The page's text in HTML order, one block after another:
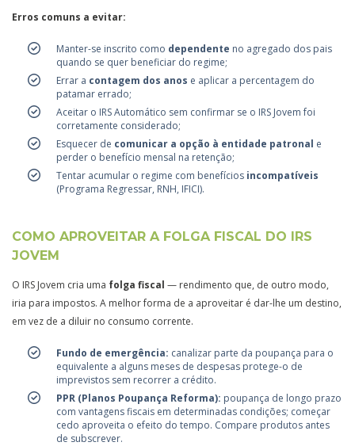
Erros comuns a evitar:
Manter-se inscrito como dependente no agregado dos pais
quando se quer beneficiar do regime;
Errar a contagem dos anos e aplicar a percentagem do
patamar errado;
Aceitar o IRS Automático sem confirmar se o IRS Jovem foi
corretamente considerado;
Esquecer de comunicar a opção à entidade patronal e
perder o benefício mensal na retenção;
Tentar acumular o regime com benefícios incompatíveis
(Programa Regressar, RNH, IFICI).
COMO APROVEITAR A FOLGA FISCAL DO IRS
JOVEM
O IRS Jovem cria uma folga fiscal — rendimento que, de outro modo,
iria para impostos. A melhor forma de a aproveitar é dar-lhe um destino,
em vez de a diluir no consumo corrente.
Fundo de emergência: canalizar parte da poupança para o
equivalente a alguns meses de despesas protege-o de
imprevistos sem recorrer a crédito.
PPR (Planos Poupança Reforma): poupança de longo prazo
com vantagens fiscais em determinadas condições; começar
cedo aproveita o efeito do tempo. Compare produtos antes
de subscrever.